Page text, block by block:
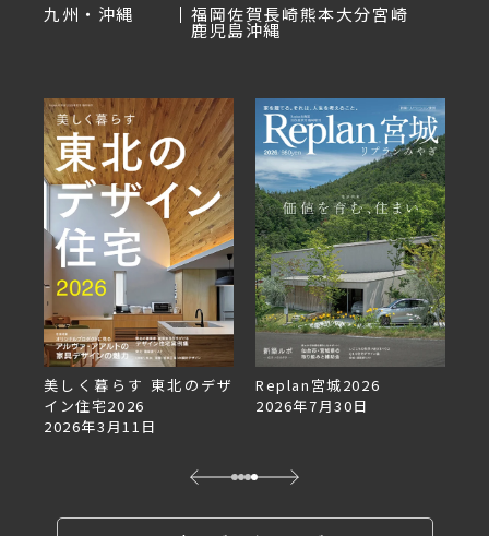
九州・沖縄
福岡佐賀長崎熊本大分宮崎
鹿児島沖縄
美しく暮らす 東北のデザ
イン住宅2026
2026年3月11日
Replan宮城2026
2026年7月30日